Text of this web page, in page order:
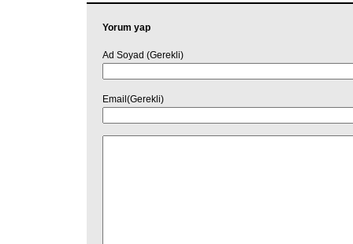
Yorum yap
Ad Soyad (Gerekli)
Email(Gerekli)